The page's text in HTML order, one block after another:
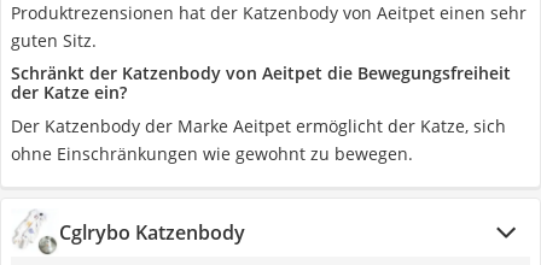
Produktrezensionen hat der Katzenbody von Aeitpet einen sehr
guten Sitz.
Schränkt der Katzenbody von Aeitpet die Bewegungsfreiheit
der Katze ein?
Der Katzenbody der Marke Aeitpet ermöglicht der Katze, sich
ohne Einschränkungen wie gewohnt zu bewegen.
Cglrybo Katzenbody